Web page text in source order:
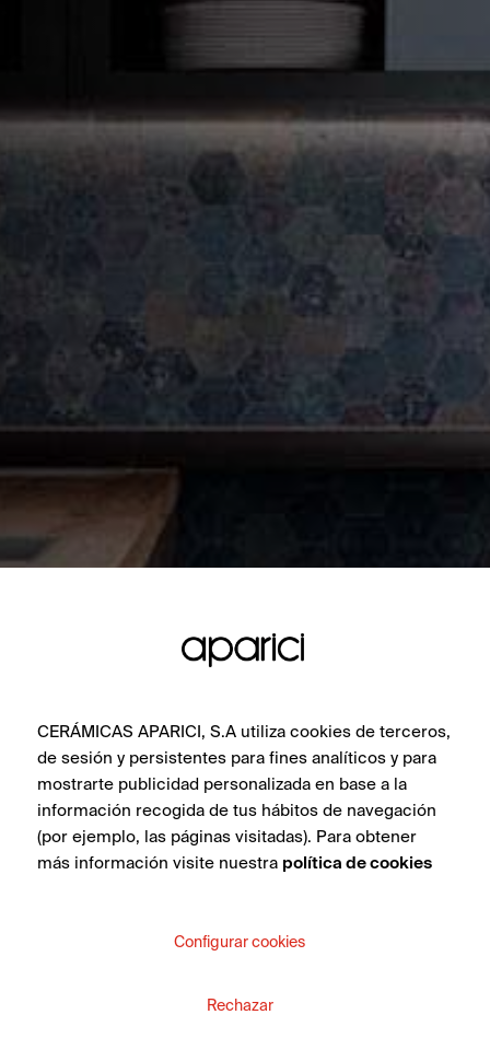
CERÁMICAS APARICI, S.A utiliza cookies de terceros,
de sesión y persistentes para fines analíticos y para
mostrarte publicidad personalizada en base a la
información recogida de tus hábitos de navegación
(por ejemplo, las páginas visitadas). Para obtener
más información visite nuestra política de cookies
Configurar cookies
Rechazar